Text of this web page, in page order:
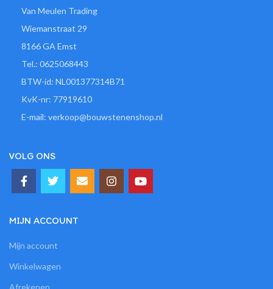
Van Meulen Trading
Wiemanstraat 29
8166 GA Emst
Tel.: 0625068443
BTW-id: NL001377314B71
KvK-nr: 77919610
E-mail: verkoop@bouwstenenshop.nl
VOLG ONS
MIJN ACCOUNT
Mijn account
Winkelwagen
Afrekenen